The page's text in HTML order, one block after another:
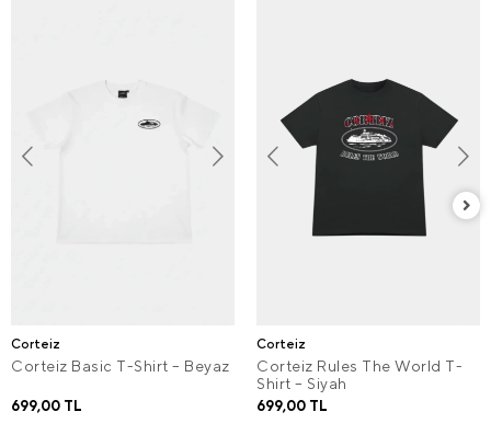
Corteiz
Corteiz Basic T-Shirt – Beyaz
699,00 TL
Corteiz
Corteiz Rules The World T-
Shirt – Siyah
699,00 TL